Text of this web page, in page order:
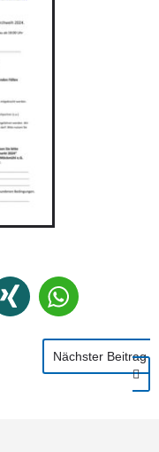
Nächster Beitrag